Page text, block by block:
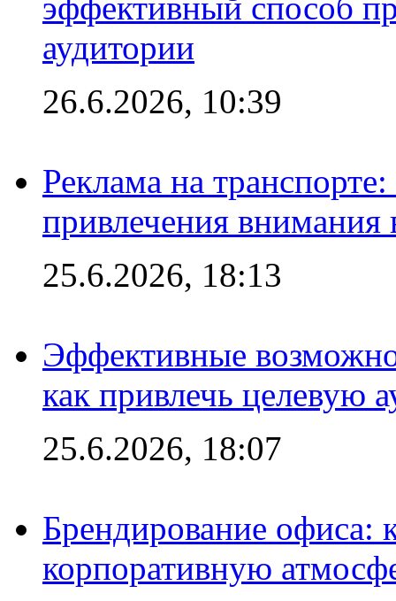
аудитории
26.6.2026, 10:39
Реклама на
привлечения внимания
25.6.2026, 18:13
Эффективные
как привлечь целевую
25.6.2026, 18:07
Брендирование офиса:
корпоративную